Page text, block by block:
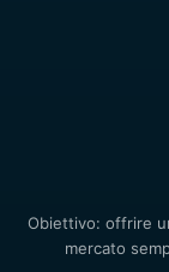
Obiettivo: offrire
mercato